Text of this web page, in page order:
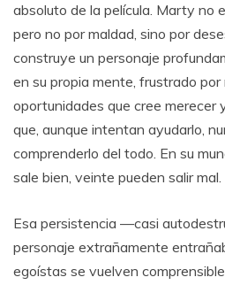
absoluto de la película. Marty no
pero no por maldad, sino por
construye un personaje
en su propia mente, frustrado por
oportunidades que cree merecer
que, aunque intentan ayudarlo,
comprenderlo del todo. En su
sale bien, veinte pueden salir mal.
Esa persistencia —casi
personaje extrañamente
egoístas se vuelven